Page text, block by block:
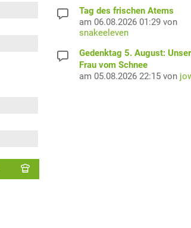
Tag des frischen Atems
am 06.08.2026 01:29 von
snakeeleven
Gedenktag 5. August:
Frau vom Schnee
am 05.08.2026 22:15 von